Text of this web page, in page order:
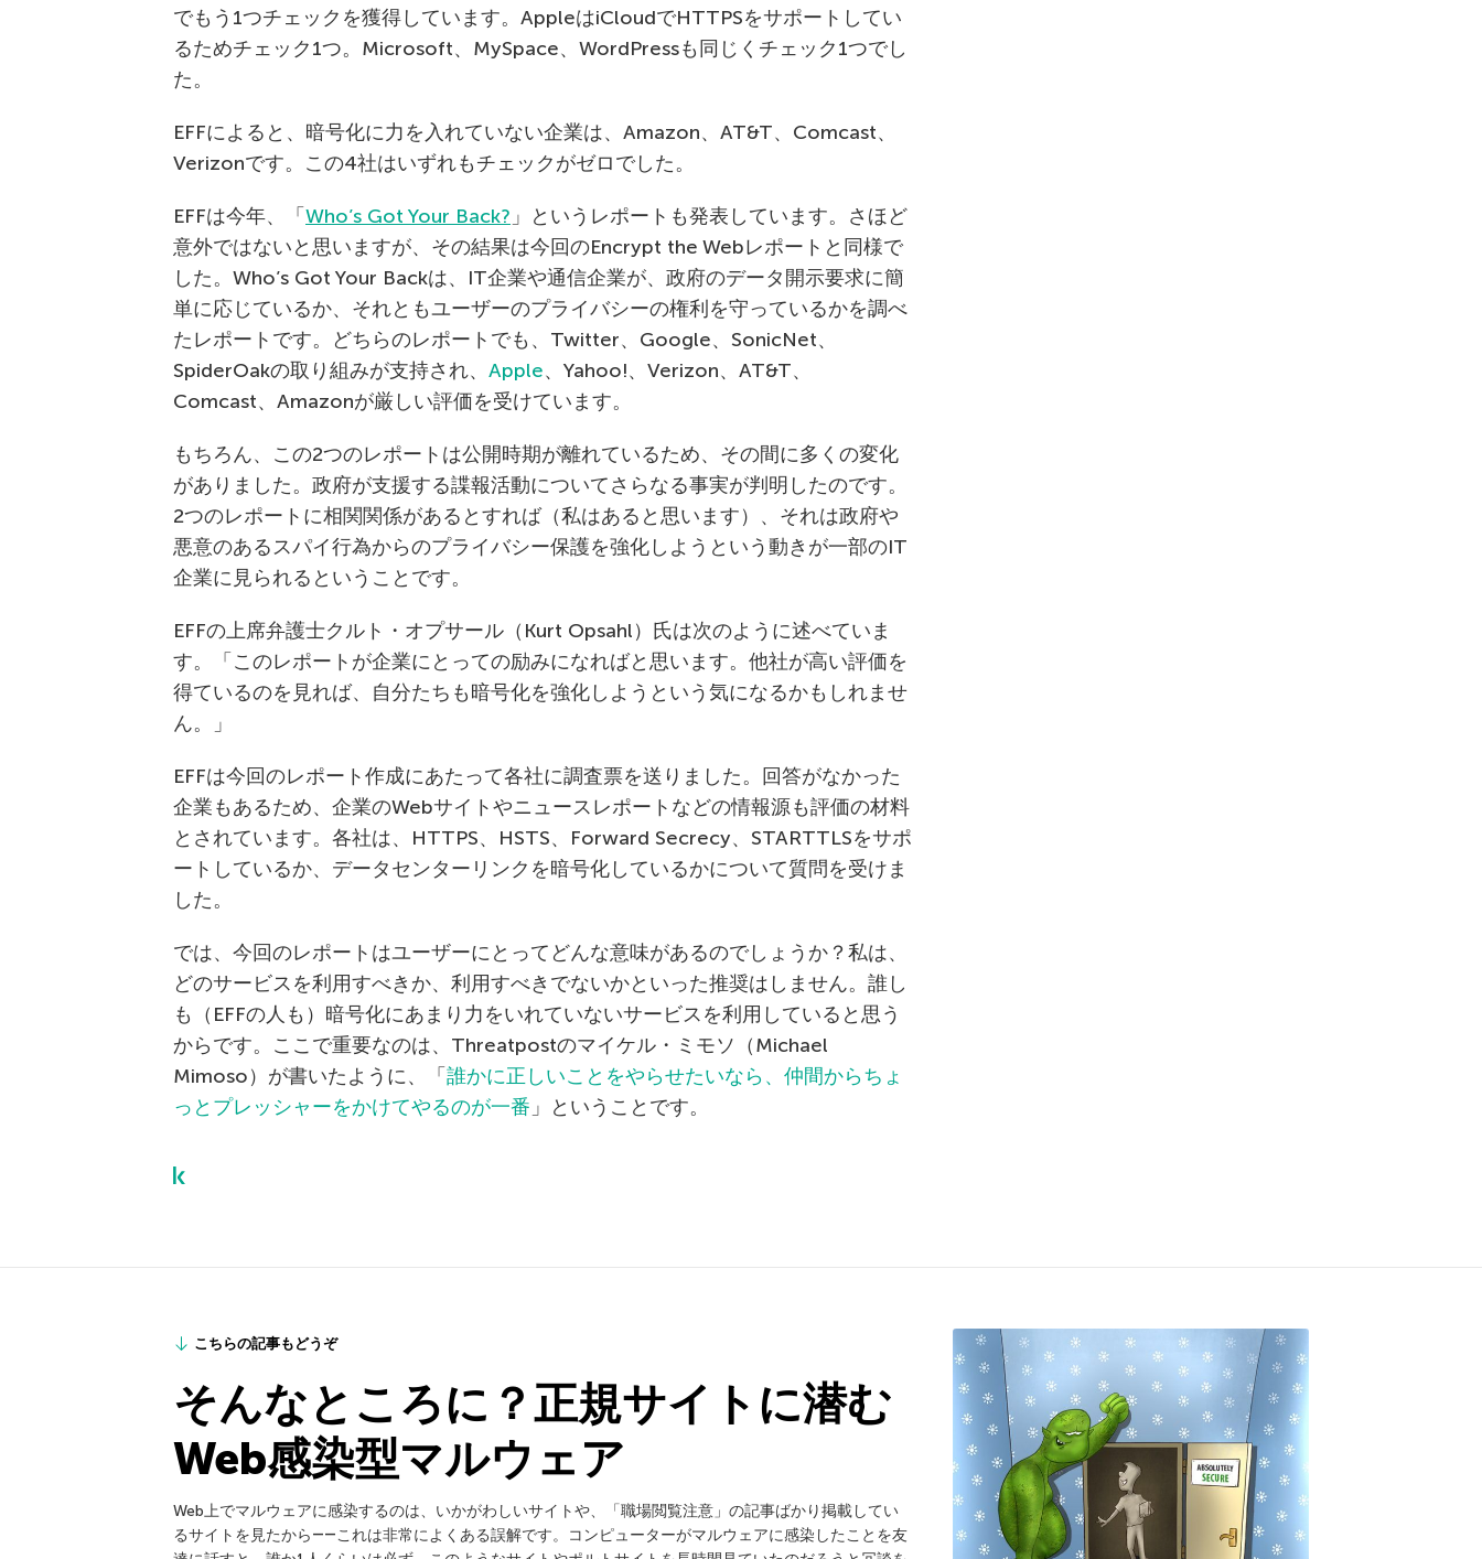
でもう1つチェックを獲得しています。AppleはiCloudでHTTPSをサポートしてい
るためチェック1つ。Microsoft、MySpace、WordPressも同じくチェック1つでし
た。
EFFによると、暗号化に力を入れていない企業は、Amazon、AT&T、Comcast、
Verizonです。この4社はいずれもチェックがゼロでした。
EFFは今年、「 Who’s Got Your Back? 」というレポートも発表しています。さほど
意外ではないと思いますが、その結果は今回のEncrypt the Webレポートと同様で
した。Who’s Got Your Backは、IT企業や通信企業が、政府のデータ開示要求に簡
単に応じているか、それともユーザーのプライバシーの権利を守っているかを調べ
たレポートです。どちらのレポートでも、Twitter、Google、SonicNet、
SpiderOakの取り組みが支持され、 Apple、Yahoo!、Verizon、AT&T、
Comcast、Amazonが厳しい評価を受けています。
もちろん、この2つのレポートは公開時期が離れているため、その間に多くの変化
がありました。政府が支援する諜報活動についてさらなる事実が判明したのです。
2つのレポートに相関関係があるとすれば（私はあると思います）、それは政府や
悪意のあるスパイ行為からのプライバシー保護を強化しようという動きが一部のIT
企業に見られるということです。
EFFの上席弁護士クルト・オプサール（Kurt Opsahl）氏は次のように述べていま
す。「このレポートが企業にとっての励みになればと思います。他社が高い評価を
得ているのを見れば、自分たちも暗号化を強化しようという気になるかもしれませ
ん。」
EFFは今回のレポート作成にあたって各社に調査票を送りました。回答がなかった
企業もあるため、企業のWebサイトやニュースレポートなどの情報源も評価の材料
とされています。各社は、HTTPS、HSTS、Forward Secrecy、STARTTLSをサポ
ートしているか、データセンターリンクを暗号化しているかについて質問を受けま
した。
では、今回のレポートはユーザーにとってどんな意味があるのでしょうか？私は、
どのサービスを利用すべきか、利用すべきでないかといった推奨はしません。誰し
も（EFFの人も）暗号化にあまり力をいれていないサービスを利用していると思う
からです。ここで重要なのは、Threatpostのマイケル・ミモソ（Michael
Mimoso）が書いたように、「 誰かに正しいことをやらせたいなら、仲間からちょ
っとプレッシャーをかけてやるのが一番 」ということです。
こちらの記事もどうぞ
そんなところに？正規サイトに潜む
Web感染型マルウェア
Web上でマルウェアに感染するのは、いかがわしいサイトや、「職場閲覧注意」の記事ばかり掲載してい
るサイトを見たから――これは非常によくある誤解です。コンピューターがマルウェアに感染したことを友